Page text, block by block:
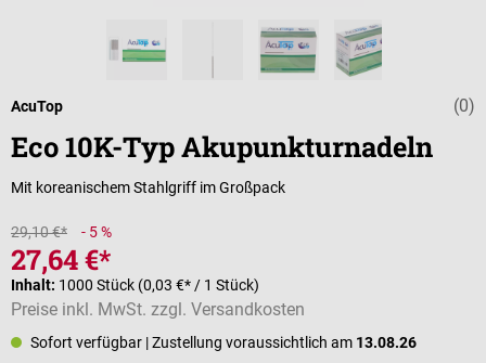
(0)
AcuTop
Eco 10K-Typ Akupunkturnadeln
Mit koreanischem Stahlgriff im Großpack
29,10 €* - 5 %
27,64 €*
Inhalt: 1000 Stück (0,03 €* / 1 Stück)
Preise inkl. MwSt. zzgl. Versandkosten
Sofort verfügbar | Zustellung voraussichtlich am 13.08.26